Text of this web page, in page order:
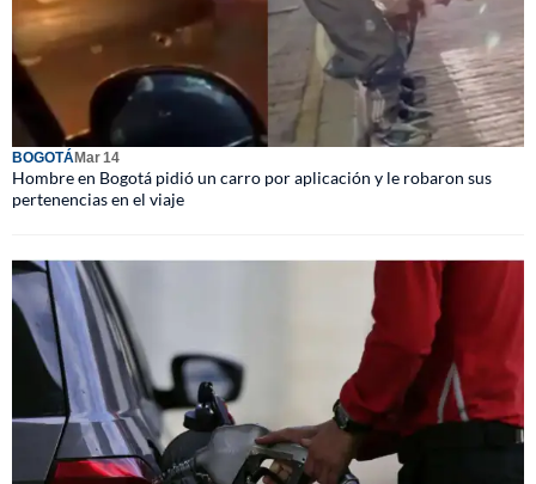
BOGOTÁMar 14
Hombre en Bogotá pidió un carro por aplicación y le robaron sus
pertenencias en el viaje